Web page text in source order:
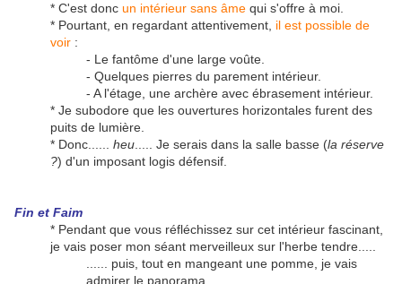
* C'est donc un intérieur sans âme qui s'offre à moi.
* Pourtant, en regardant attentivement, il est possible de
voir :
- Le fantôme d'une large voûte.
- Quelques pierres du parement intérieur.
- A l'étage, une archère avec ébrasement intérieur.
* Je subodore que les ouvertures horizontales furent des
puits de lumière.
* Donc...... heu ..... Je serais dans la salle basse (la réserve
?) d'un imposant logis défensif.
Fin et Faim
* Pendant que vous réfléchissez sur cet intérieur fascinant,
je vais poser mon séant merveilleux sur l'herbe tendre.....
...... puis, tout en mangeant une pomme, je vais
admirer le panorama.